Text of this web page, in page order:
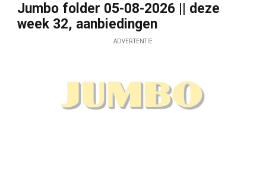
Jumbo folder 05-08-2026 || deze
week 32, aanbiedingen
ADVERTENTIE